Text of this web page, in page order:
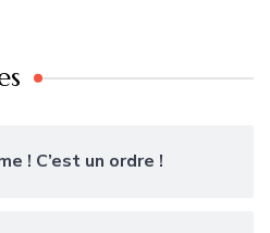
! C’est un ordre !